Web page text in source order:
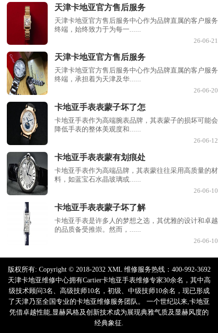
天津卡地亚官方售后服务
天津卡地亚官方售后服务中心作为品牌直属的客户服务
终端，始终致力于为每一......
26-06-21
天津卡地亚官方售后服务
天津卡地亚官方售后服务中心作为品牌直属的客户服务
终端，承担着为天津及华......
26-06-20
卡地亚手表表蒙子坏了怎
卡地亚手表作为高端腕表品牌，其表蒙子的损坏可能会
降低手表的整体美观度和......
26-06-12
卡地亚手表表蒙有划痕处
卡地亚手表作为高端品牌，其表蒙往往采用高质量的材
料，如蓝宝石水晶玻璃或......
26-06-10
卡地亚手表表蒙子坏了解
卡地亚手表是许多人的梦想之选，其优雅的设计和卓越
的品质备受推崇。然而，......
26-06-10
版权所有: Copyright © 2018-2032 XML 维修服务热线：400-992-3692
天津卡地亚维修中心拥有Cartier卡地亚手表维修专家30余名，其中高
级技术顾问3名、高级技师10名，初级、中级技师10余名，现已形成
了天津乃至全国专业的卡地亚维修服务团队。 一个世纪以来,卡地亚
凭借卓越性能,显赫风格及创新技术成为展现典雅气质及显赫风度的
经典象征.